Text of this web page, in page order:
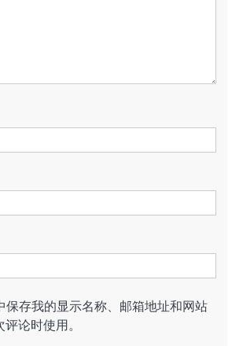
保存我的显示名称、邮箱地址和网站
论时使用。